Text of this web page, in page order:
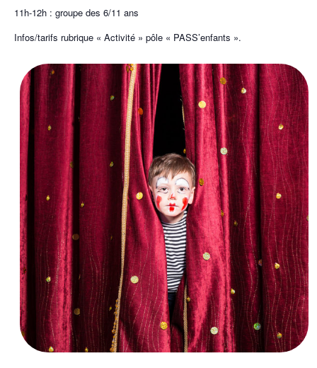
11h-12h : groupe des 6/11 ans
Infos/tarifs rubrique « Activité » pôle « PASS’enfants ».